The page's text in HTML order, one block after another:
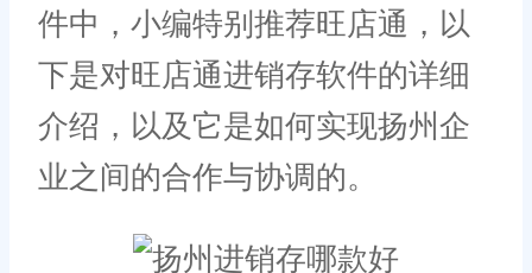
件中，小编特别推荐旺店通，以
下是对旺店通进销存软件的详细
介绍，以及它是如何实现扬州企
业之间的合作与协调的。